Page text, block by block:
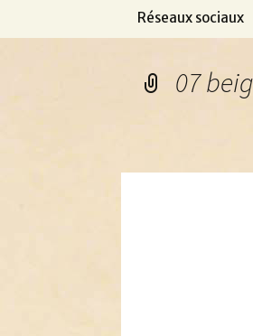
Réseaux sociaux
07